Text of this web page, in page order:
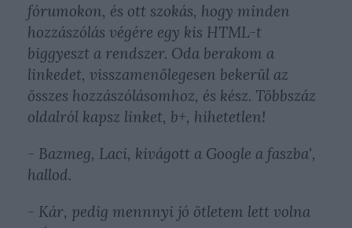
fórumokon, és ott szokás, hogy minden
hozzászólás végére egy kis HTML-t
biggyeszt a rendszer. Oda berakom a
linkedet, visszamenőlegesen bekerül az
összes hozzászólásomhoz, és kész. Többszáz
oldalról kapsz linket, b+, hihetetlen!
- Bazmeg, Laci, kivágott a Google a faszba',
hallod.
- Kár, pedig mennnyi jó ötletem lett volna